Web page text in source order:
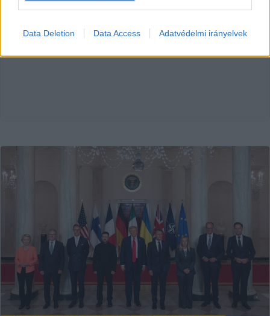
Data Deletion Data Access Adatvédelmi irányelvek
HIRDETÉS